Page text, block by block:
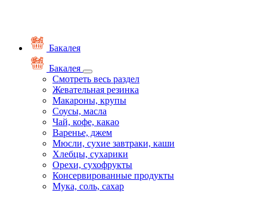
Бакалея
Бакалея
Смотреть весь раздел
Жевательная резинка
Макароны, крупы
Соусы, масла
Чай, кофе, какао
Варенье, джем
Мюсли, сухие завтраки, каши
Хлебцы, сухарики
Орехи, сухофрукты
Консервированные продукты
Мука, соль, сахар